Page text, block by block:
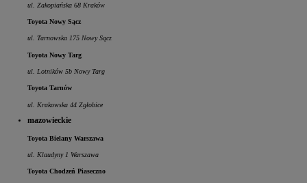
ul. Zakopiańska 68 Kraków
Toyota Nowy Sącz
ul. Tarnowska 175 Nowy Sącz
Toyota Nowy Targ
ul. Lotników 5b Nowy Targ
Toyota Tarnów
ul. Krakowska 44 Zgłobice
mazowieckie
Toyota Bielany Warszawa
ul. Klaudyny 1 Warszawa
Toyota Chodzeń Piaseczno